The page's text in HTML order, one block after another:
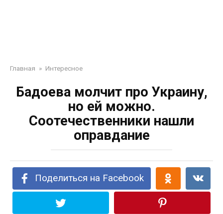
Главная » Интересное
Бадоева молчит про Украину,
но ей можно.
Соотечественники нашли
оправдание
Поделиться на Facebook